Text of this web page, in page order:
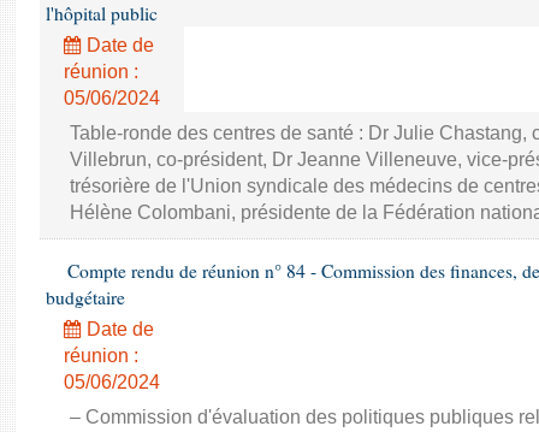
l'hôpital public
Date de
réunion :
05/06/2024
Table-ronde des centres de santé : Dr Julie Chastang,
Villebrun, co-président, Dr Jeanne Villeneuve, vice-
trésorière de l'Union syndicale des médecins de
Hélène Colombani, présidente de la Fédération
Compte rendu de réunion n° 84 - Commission des finances,
budgétaire
Date de
réunion :
05/06/2024
– Commission d'évaluation des politiques publiques